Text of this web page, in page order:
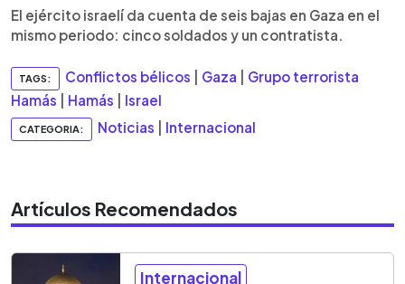
El ejército israelí da cuenta de seis bajas en Gaza en el
mismo periodo: cinco soldados y un contratista.
TAGS: Conflictos bélicos Gaza
Grupo terrorista
Hamás
Hamás Israel
CATEGORIA: Noticias Internacional
Artículos Recomendados
Internacional